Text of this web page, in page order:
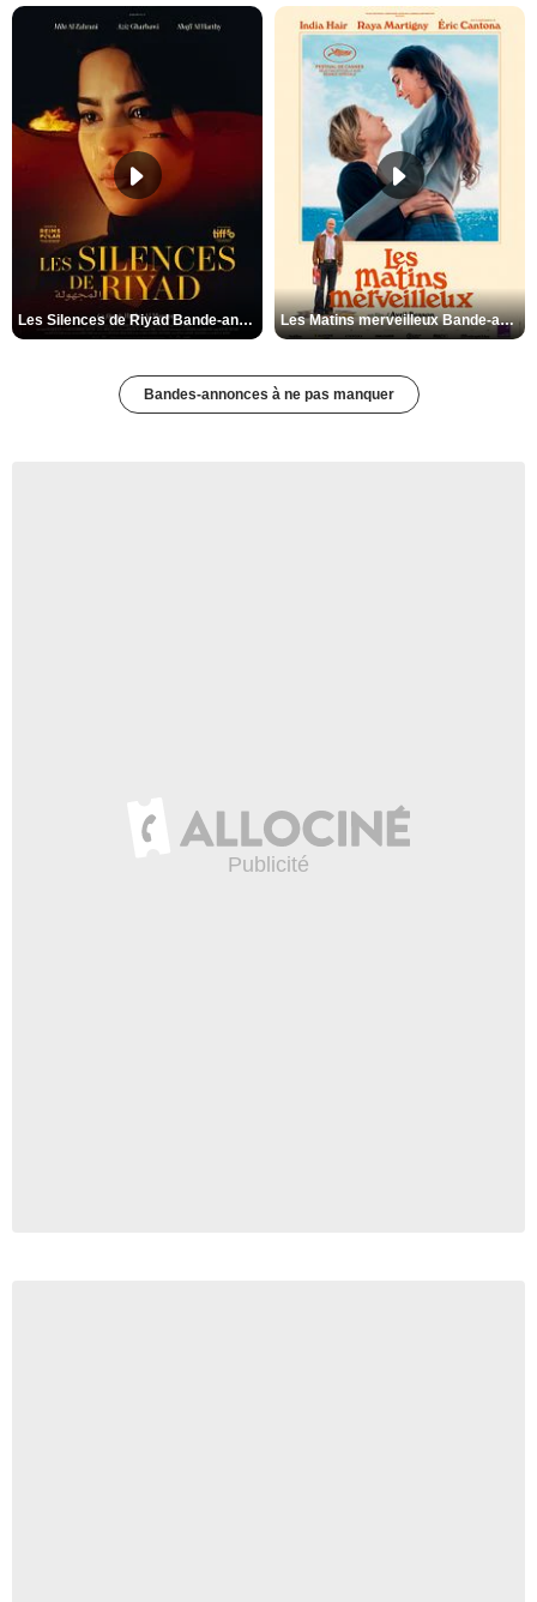
Les Silences de Riyad Bande-annonce VO STFR Les Matins merveilleux Bande-annonce VF
Bandes-annonces à ne pas manquer